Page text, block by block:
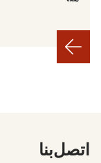
اتصل بنا